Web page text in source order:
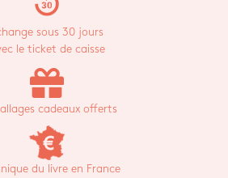
sous 30 jours
le ticket de caisse
cadeaux offerts
du livre en France